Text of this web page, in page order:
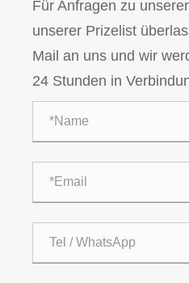
Für Anfragen zu
unserer Prizelist
Mail an uns und wir
24 Stunden in